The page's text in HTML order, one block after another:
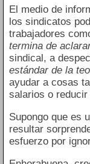
El medio de
los sindicatos
trabajadores
termina de
sindical, a
estándar de la
ayudar a cosas
salarios o
Supongo que es
resultar
esfuerzo por